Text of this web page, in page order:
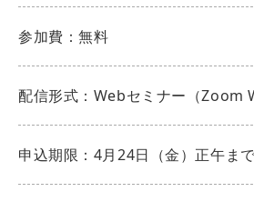
参加費：無料
配信形式：Webセミナー（Zoom
申込期限：4月24日（金）正午まで